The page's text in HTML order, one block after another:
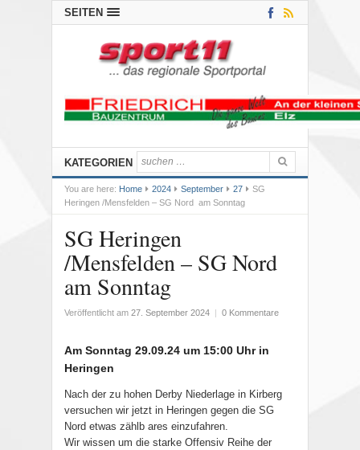
SEITEN
KATEGORIEN
You are here: Home 2024 September 27
SG
Heringen /Mensfelden – SG Nord am Sonntag
SG Heringen
/Mensfelden – SG Nord
am Sonntag
Veröffentlicht am 27. September 2024 0 Kommentare
Am Sonntag 29.09.24 um 15:00 Uhr in
Heringen
Nach der zu hohen Derby Niederlage in Kirberg
versuchen wir jetzt in Heringen gegen die SG
Nord etwas zählb ares einzufahren.
Wir wissen um die starke Offensiv Reihe der